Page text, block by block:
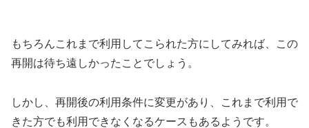
もちろんこれまで利用してこられた方にしてみれば、この
再開は待ち遠しかったことでしょう。
しかし、再開後の利用条件に変更があり、これまで利用で
きた方でも利用できなくなるケースもあるようです。